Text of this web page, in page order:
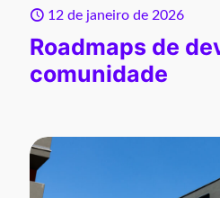
12 de janeiro de 2026
Roadmaps de
comunidade